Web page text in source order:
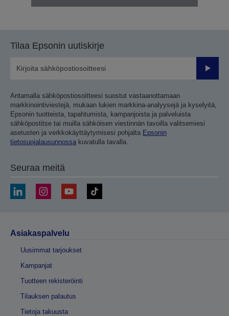
Tilaa Epsonin uutiskirje
Lähetä
Antamalla sähköpostiosoitteesi suostut vastaanottamaan
markkinointiviestejä, mukaan lukien markkina-analyysejä ja kyselyitä,
Epsonin tuotteista, tapahtumista, kampanjoista ja palveluista
sähköpostitse tai muilla sähköisen viestinnän tavoilla valitsemiesi
asetusten ja verkkokäyttäytymisesi pohjalta Epsonin
tietosuojalausunnossa kuvatulla tavalla.
Seuraa meitä
Asiakaspalvelu
Uusimmat tarjoukset
Kampanjat
Tuotteen rekisteröinti
Tilauksen palautus
Tietoja takuusta